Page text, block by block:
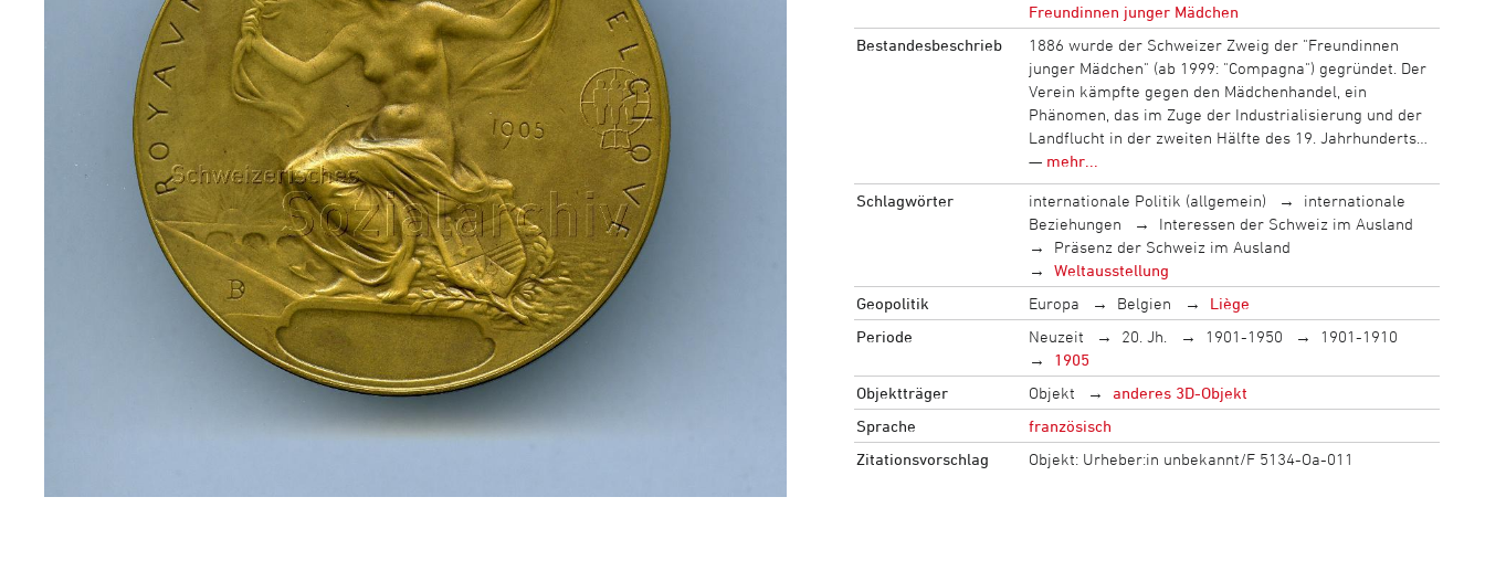
Freundinnen junger Mädchen
Bestandesbeschrieb
1886 wurde der Schweizer Zweig der "Freundinnen
junger Mädchen" (ab 1999: "Compagna") gegründet. Der
Verein kämpfte gegen den Mädchenhandel, ein
Phänomen, das im Zuge der Industrialisierung und der
Landflucht in der zweiten Hälfte des 19. Jahrhunderts…
— mehr...
Schlagwörter internationale Politik (allgemein)
internationale
Beziehungen
Interessen der Schweiz im Ausland
Präsenz der Schweiz im Ausland
Weltausstellung
Geopolitik
Europa Belgien
Liège
Periode
Neuzeit 20. Jh. 1901-1950
1901-1910
1905
Objektträger
Objekt
anderes 3D-Objekt
Sprache
französisch
Zitationsvorschlag
Objekt: Urheber:in unbekannt/F 5134-Oa-011